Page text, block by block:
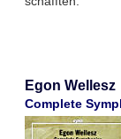
Egon Wellesz
Complete